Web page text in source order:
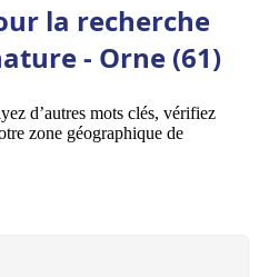
la recherche
- Orne (61)
d’autres mots clés, vérifiez
zone géographique de